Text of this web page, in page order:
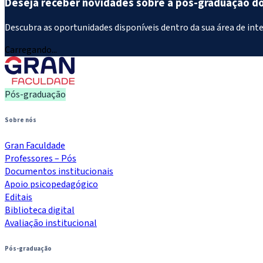
Descubra as oportunidades disponíveis dentro da sua área de
Carregando...
Pós-graduação
Sobre nós
Gran Faculdade
Professores – Pós
Documentos institucionais
Apoio psicopedagógico
Editais
Biblioteca digital
Avaliação institucional
Pós-graduação